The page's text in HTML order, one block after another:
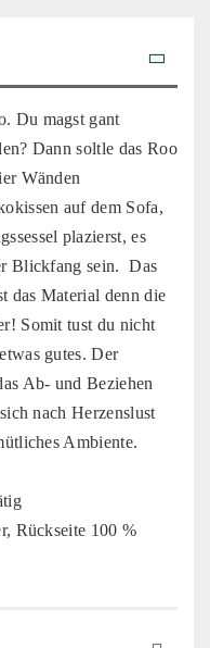
Du magst gant
Dann soltle das Roo
Wänden
auf dem Sofa,
plazierst, es
Blickfang sein. Das
das Material denn die
Somit tust du nicht
gutes. Der
Ab- und Beziehen
nach Herzenslust
Ambiente.
Rückseite 100 %